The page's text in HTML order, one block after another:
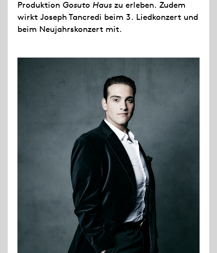
Produktion Gosuto Haus zu erleben. Zudem
wirkt Joseph Tancredi beim 3. Liedkonzert und
beim Neujahrskonzert mit.